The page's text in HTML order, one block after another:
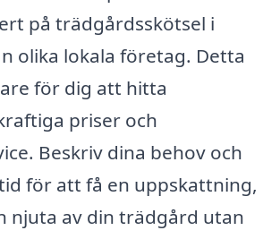
på trädgårdsskötsel i
olika lokala företag. Detta
för dig att hitta
priser och
Beskriv dina behov och
för att få en uppskattning,
njuta av din trädgård utan